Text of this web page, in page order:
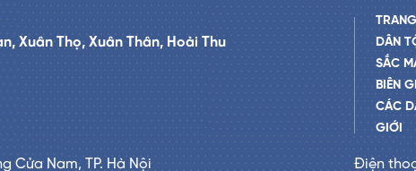
Xuân Thọ, Xuân Thân, Hoài Thu
DÂN
SẮC
BIÊN
CÁC
GIỚI
Cửa Nam, TP. Hà Nội Điện